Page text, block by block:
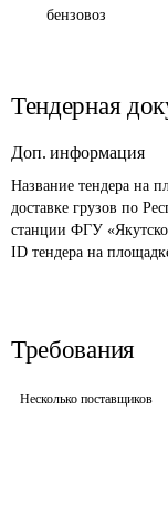
бензовоз
Тендерная
Доп. информация
Название тендера на
доставке грузов по
станции ФГУ
ID тендера на
Требования
Несколько поставщиков